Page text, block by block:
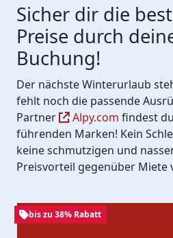
Sicher dir die
Preise durch
Buchung!
Der nächste Winterurlaub
fehlt noch die passende
Partner
Alpy.com findest
führenden Marken! Kein
keine schmutzigen und
Preisvorteil gegenüber Miete
bis zu 38% Rabatt